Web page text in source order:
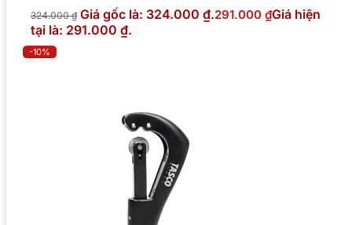
324.000₫ Giá gốc là: 324.000 ₫.291.000 ₫Giá hiện
tại là: 291.000 ₫.
-10%